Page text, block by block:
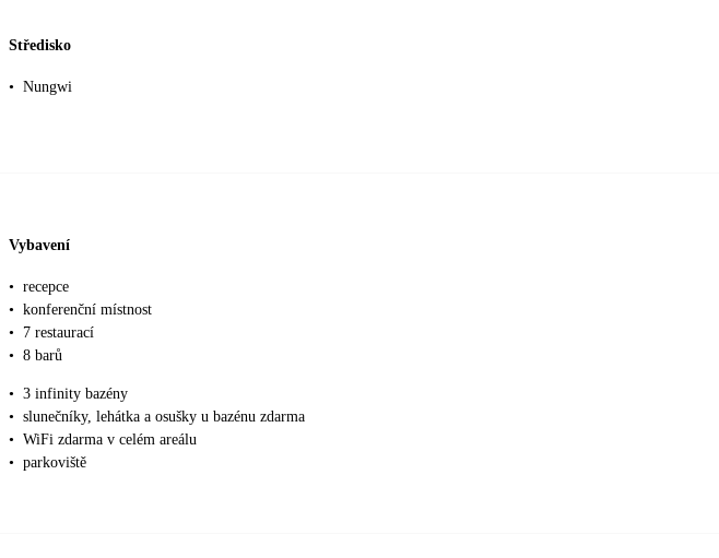
Středisko
• Nungwi
Vybavení
• recepce
• konferenční místnost
•
7 restaurací
• 8 barů
• 3 infinity bazény
• slunečníky, lehátka a osušky u bazénu zdarma
• WiFi zdarma v celém areálu
• parkoviště